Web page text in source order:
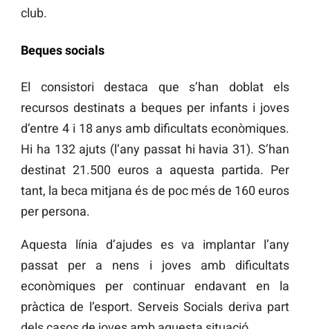
club.
Beques socials
El consistori destaca que s’han doblat els
recursos destinats a beques per infants i joves
d’entre 4 i 18 anys amb dificultats econòmiques.
Hi ha 132 ajuts (l’any passat hi havia 31). S’han
destinat 21.500 euros a aquesta partida. Per
tant, la beca mitjana és de poc més de 160 euros
per persona.
Aquesta línia d’ajudes es va implantar l’any
passat per a nens i joves amb dificultats
econòmiques per continuar endavant en la
pràctica de l’esport. Serveis Socials deriva part